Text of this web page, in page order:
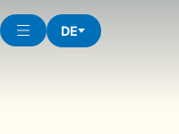
to
content
DE